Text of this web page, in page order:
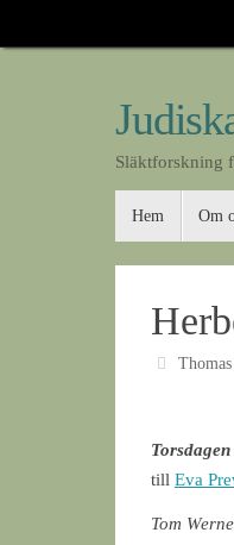
to
Släktforskning
Hem Om
till Eva
Tom